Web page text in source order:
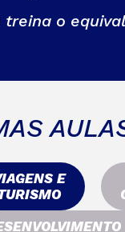
treina o
E